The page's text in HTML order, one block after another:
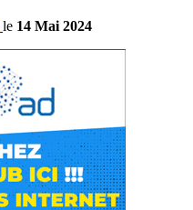
le 14 Mai 2024